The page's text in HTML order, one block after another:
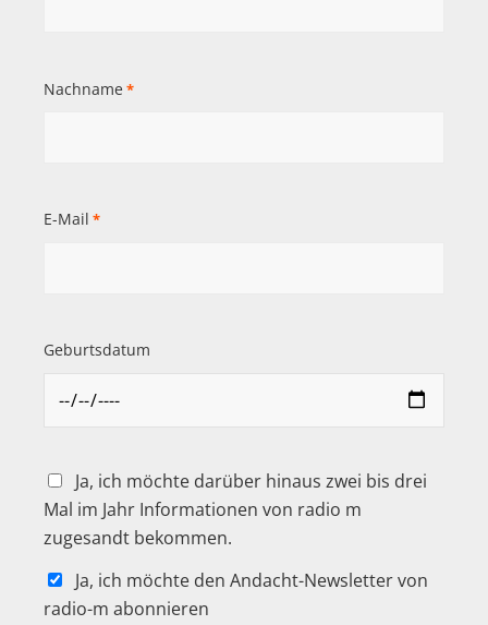
Nachname *
E-Mail *
Geburtsdatum
Ja, ich möchte darüber hinaus zwei bis drei
Mal im Jahr Informationen von radio m
zugesandt bekommen.
Ja, ich möchte den Andacht-Newsletter von
radio-m abonnieren